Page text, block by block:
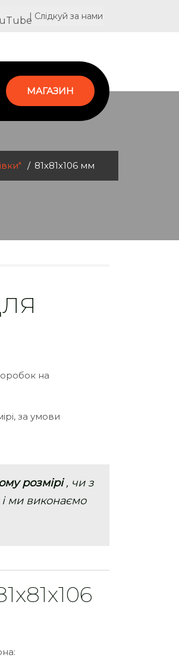
| Слідкуй за нами
МАГАЗИН
81х81х106 мм
на
за умови
розмірі, чи з
ми виконаємо